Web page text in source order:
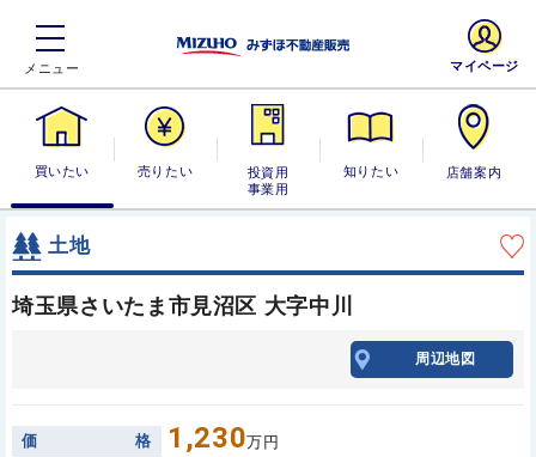
買いたい 売りたい
投資用・事業
用
知りたい 店舗案内
マイページ
土地
埼玉県さいたま市見沼区 大字中川
周辺地図
価 格 1,230万円